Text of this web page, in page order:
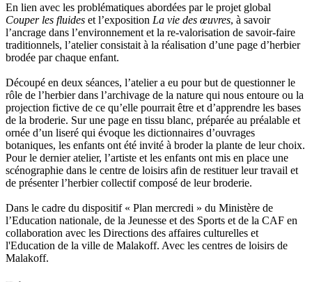
En lien avec les problématiques abordées par le projet global
Couper les fluides et l’exposition La vie des œuvres, à savoir
l’ancrage dans l’environnement et la re-valorisation de savoir-faire
traditionnels, l’atelier consistait à la réalisation d’une page d’herbier
brodée par chaque enfant.
Découpé en deux séances, l’atelier a eu pour but de questionner le
rôle de l’herbier dans l’archivage de la nature qui nous entoure ou la
projection fictive de ce qu’elle pourrait être et d’apprendre les bases
de la broderie. Sur une page en tissu blanc, préparée au préalable et
ornée d’un liseré qui évoque les dictionnaires d’ouvrages
botaniques, les enfants ont été invité à broder la plante de leur choix.
Pour le dernier atelier, l’artiste et les enfants ont mis en place une
scénographie dans le centre de loisirs afin de restituer leur travail et
de présenter l’herbier collectif composé de leur broderie.
Dans le cadre du dispositif « Plan mercredi » du Ministère de
l’Education nationale, de la Jeunesse et des Sports et de la CAF en
collaboration avec les Directions des affaires culturelles et
l'Education de la ville de Malakoff. Avec les centres de loisirs de
Malakoff.